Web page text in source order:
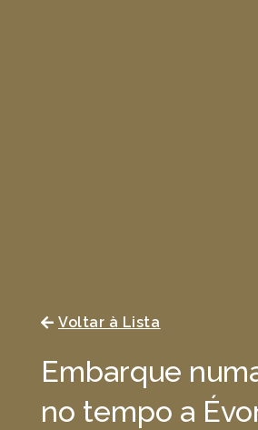
Voltar à Lista
Embarque
no tempo a